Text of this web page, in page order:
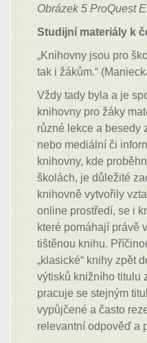
Obrázek 5 ProQuest
Studijní materiály k
„Knihovny jsou pro
tak i žákům.“
Vždy tady byla a je
knihovny pro žáky
různé lekce a besedy
nebo mediální či
knihovny, kde
školách, je důležité
knihovně vytvořily
online prostředí, se i
které pomáhají právě
tištěnou knihu.
„klasické“ knihy zpět
výtisků knižního titulu
pracuje se stejným
vypůjčené a často
relevantní odpověď a